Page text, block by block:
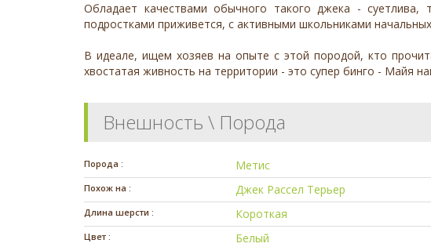
Обладает качествами обычного такого джека -
подростками приживется, с активными школьниками
В идеале, ищем хозяев на опыте с этой породой, кто
хвостатая живность на территории - это супер бинго - Майя
Внешность \ Порода
Порода : Метис
Похож на : Джек Рассел Терьер
Длина шерсти : Короткая
Цвет : Белый